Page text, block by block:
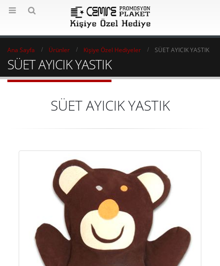
Ana Sayfa Ürünler Kişiye Özel Hediyeler SÜET AYICIK YASTIK
SÜET AYICIK YASTIK
SÜET AYICIK YASTIK